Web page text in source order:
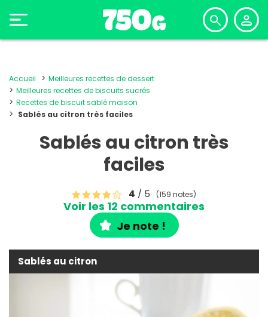
Accueil
Meilleures recettes de dessert
Meilleures recettes de biscuits sucrés
Recettes de biscuit sablé maison
Sablés au citron très faciles
Sablés au citron très
faciles
4 / 5 (159 notes)
Voir les 12 commentaires
Je note !
Sablés au citron